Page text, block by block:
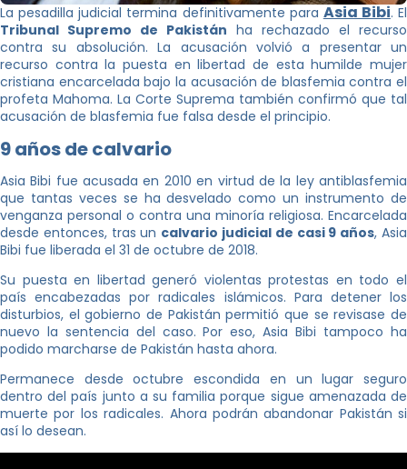
La pesadilla judicial termina definitivamente para Asia Bibi. El
Tribunal Supremo de Pakistán ha rechazado el recurso
contra su absolución. La acusación volvió a presentar un
recurso contra la puesta en libertad de esta humilde mujer
cristiana encarcelada bajo la acusación de blasfemia contra el
profeta Mahoma. La Corte Suprema también confirmó que tal
acusación de blasfemia fue falsa desde el principio.
9 años de calvario
Asia Bibi fue acusada en 2010 en virtud de la ley antiblasfemia
que tantas veces se ha desvelado como un instrumento de
venganza personal o contra una minoría religiosa. Encarcelada
desde entonces, tras un calvario judicial de casi 9 años, Asia
Bibi fue liberada el 31 de octubre de 2018.
Su puesta en libertad generó violentas protestas en todo el
país encabezadas por radicales islámicos. Para detener los
disturbios, el gobierno de Pakistán permitió que se revisase de
nuevo la sentencia del caso. Por eso, Asia Bibi tampoco ha
podido marcharse de Pakistán hasta ahora.
Permanece desde octubre escondida en un lugar seguro
dentro del país junto a su familia porque sigue amenazada de
muerte por los radicales. Ahora podrán abandonar Pakistán si
así lo desean.